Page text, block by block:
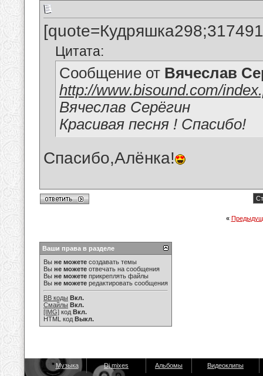
Цитата:
Сообщение от Вячеслав
http://www.bisound.com/
Вячеслав Серёгин
Красивая песня ! Спасибо!
Спасибо,Алёнка!
«
Ваши права в разделе
Вы не можете создавать темы
Вы не можете отвечать на сообщения
Вы не можете прикреплять файлы
Вы не можете редактировать сообщения
BB коды Вкл.
Смайлы Вкл.
[IMG] код Вкл.
HTML код Выкл.
Музыка Dj mixes Альбомы Видеоклипы